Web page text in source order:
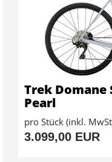
Trek Domane
Pearl
pro Stück (inkl.
3.099,00 EUR